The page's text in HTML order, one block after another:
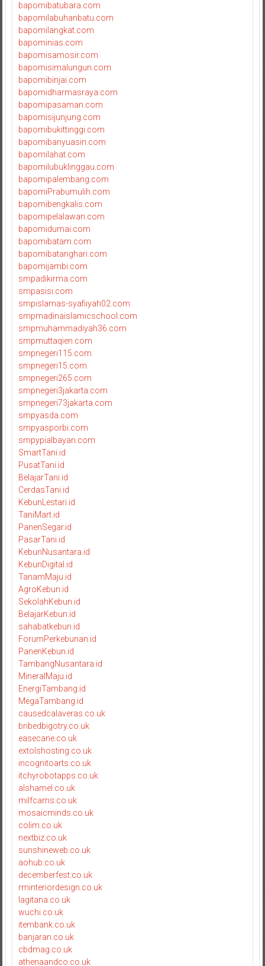
bapomibatubara.com
bapomilabuhanbatu.com
bapomilangkat.com
bapominias.com
bapomisamosir.com
bapomisimalungun.com
bapomibinjai.com
bapomidharmasraya.com
bapomipasaman.com
bapomisijunjung.com
bapomibukittinggi.com
bapomibanyuasin.com
bapomilahat.com
bapomilubuklinggau.com
bapomipalembang.com
bapomiPrabumulih.com
bapomibengkalis.com
bapomipelalawan.com
bapomidumai.com
bapomibatam.com
bapomibatanghari.com
bapomijambi.com
smpadikirma.com
smpasisi.com
smpislamas-syafiiyah02.com
smpmadinaislamicschool.com
smpmuhammadiyah36.com
smpmuttaqien.com
smpnegeri115.com
smpnegeri15.com
smpnegeri265.com
smpnegeri3jakarta.com
smpnegeri73jakarta.com
smpyasda.com
smpyasporbi.com
smpypialbayan.com
SmartTani.id
PusatTani.id
BelajarTani.id
CerdasTani.id
KebunLestari.id
TaniMart.id
PanenSegar.id
PasarTani.id
KebunNusantara.id
KebunDigital.id
TanamMaju.id
AgroKebun.id
SekolahKebun.id
BelajarKebun.id
sahabatkebun.id
ForumPerkebunan.id
PanenKebun.id
TambangNusantara.id
MineralMaju.id
EnergiTambang.id
MegaTambang.id
causedcalaveras.co.uk
bribedbigotry.co.uk
easecane.co.uk
extolshosting.co.uk
incognitoarts.co.uk
itchyrobotapps.co.uk
alshamel.co.uk
milfcams.co.uk
mosaicminds.co.uk
colim.co.uk
nextbiz.co.uk
sunshineweb.co.uk
aohub.co.uk
decemberfest.co.uk
rminteriordesign.co.uk
lagitana.co.uk
wuchi.co.uk
itembank.co.uk
banjaran.co.uk
cbdmag.co.uk
athenaandco.co.uk